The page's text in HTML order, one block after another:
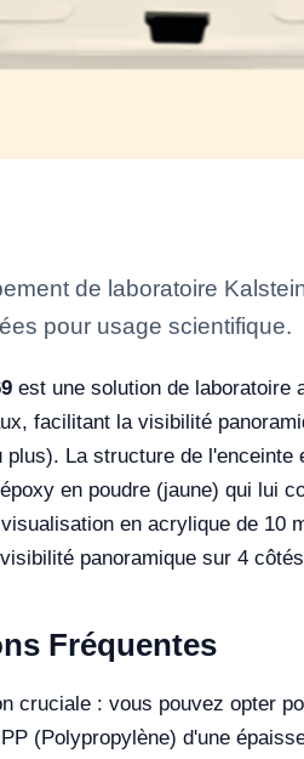
de laboratoire
pour usage scientifique.
est une solution de laboratoire
facilitant la visibilité
La structure de
en poudre (jaune) qui lui
en acrylique de 10
panoramique sur 4
Fréquentes
cruciale : vous pouvez opter
(Polypropylène) d'une